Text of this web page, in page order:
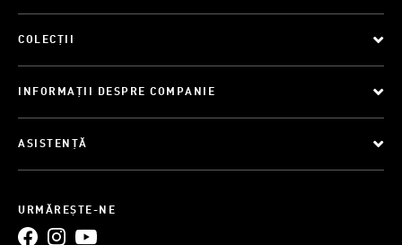
COLECȚII
INFORMAȚII DESPRE COMPANIE
ASISTENȚĂ
URMĂREȘTE-NE